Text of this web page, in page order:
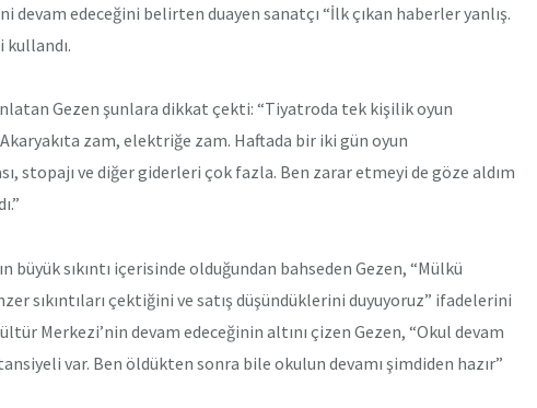
edeceğini belirten duayen sanatçı “İlk çıkan haberler yanlış.
kullandı.
Gezen şunlara dikkat çekti: “Tiyatroda tek kişilik oyun
zam, elektriğe zam. Haftada bir iki gün oyun
stopajı ve diğer giderleri çok fazla. Ben zarar etmeyi de göze aldım
büyük sıkıntı içerisinde olduğundan bahseden Gezen, “Mülkü
sıkıntıları çektiğini ve satış düşündüklerini duyuyoruz” ifadelerini
Merkezi’nin devam edeceğinin altını çizen Gezen, “Okul devam
var. Ben öldükten sonra bile okulun devamı şimdiden hazır”